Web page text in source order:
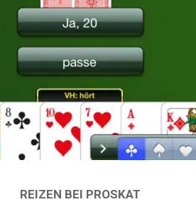
REIZEN BEI PROSKAT